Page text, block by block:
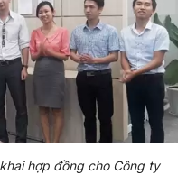
hợp đồng cho Công ty